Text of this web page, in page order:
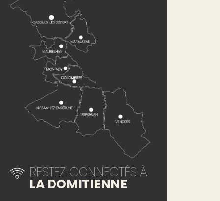
RESTEZ CONNECTÉS À
LA DOMITIENNE